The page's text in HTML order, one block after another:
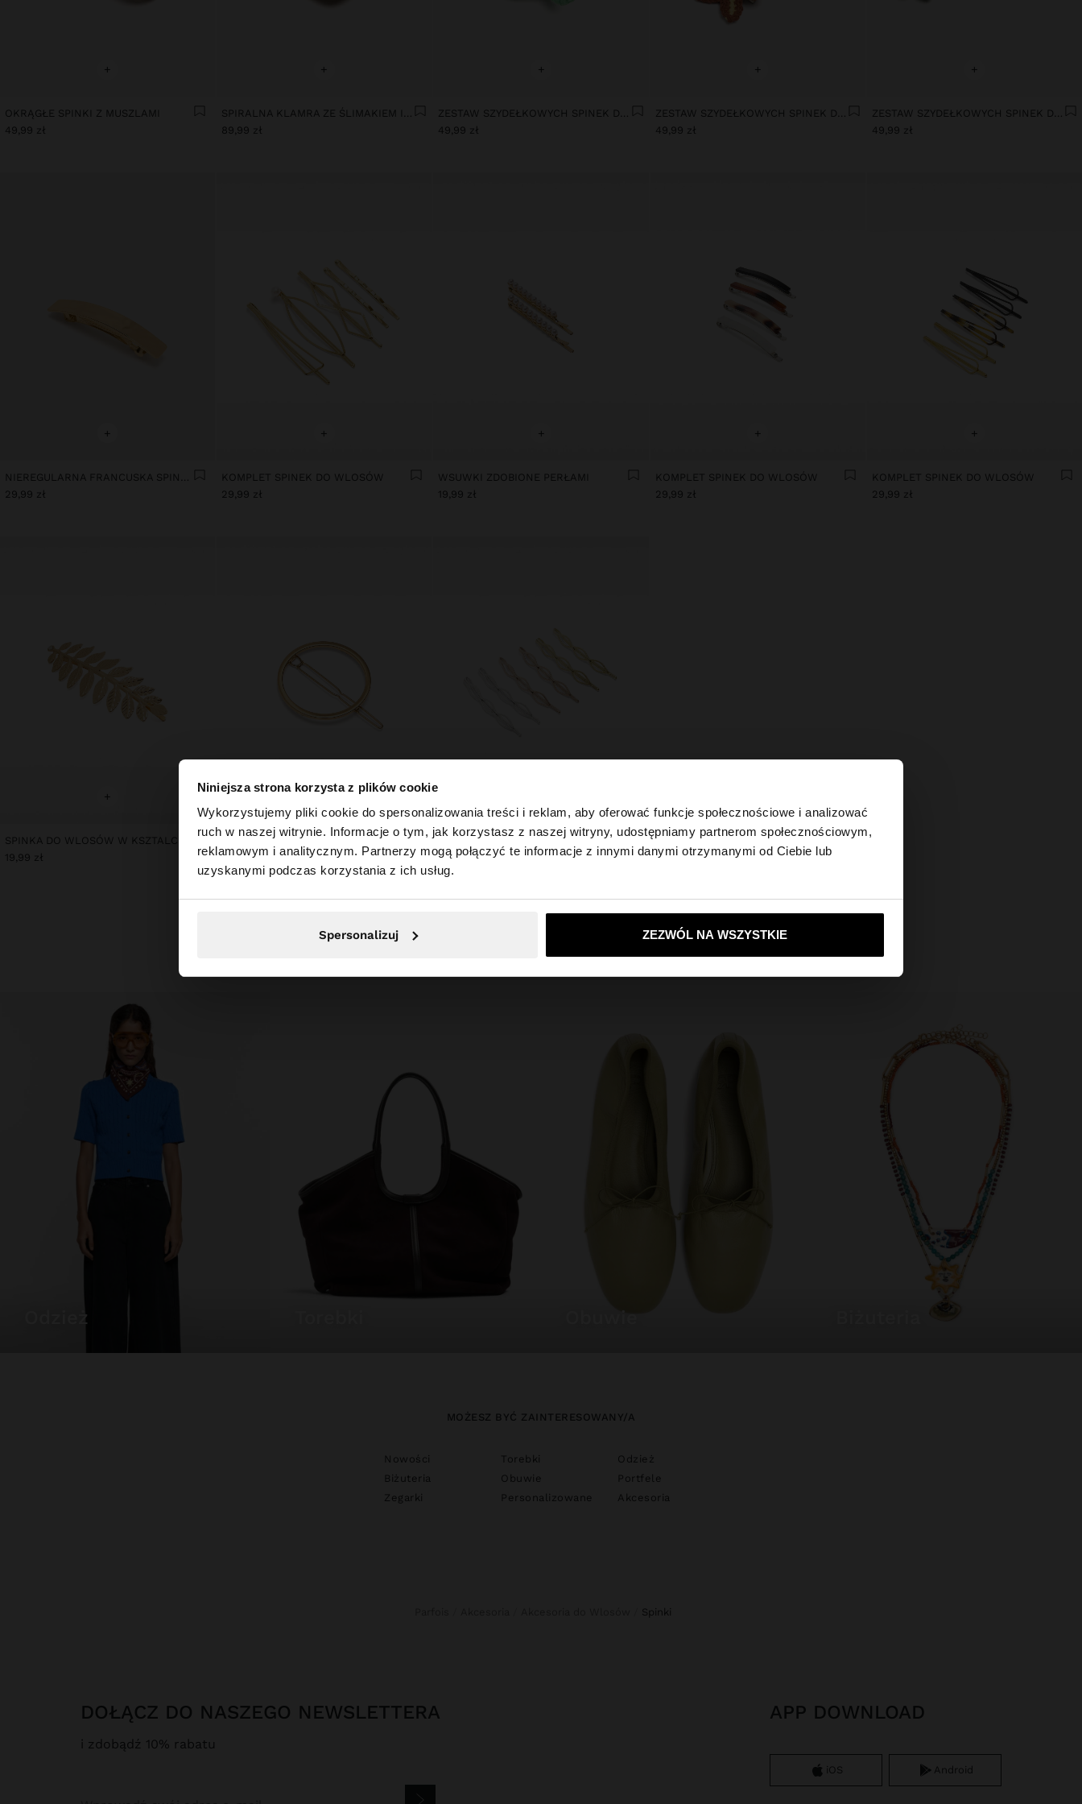
Niniejsza strona korzysta z plików cookie
Wykorzystujemy pliki cookie do spersonalizowania treści i reklam, aby oferować funkcje społecznościowe i analizować
ruch w naszej witrynie. Informacje o tym, jak korzystasz z naszej witryny, udostępniamy partnerom społecznościowym,
reklamowym i analitycznym. Partnerzy mogą połączyć te informacje z innymi danymi otrzymanymi od Ciebie lub
uzyskanymi podczas korzystania z ich usług.
Spersonalizuj ZEZWÓL NA WSZYSTKIE
witaj ×
Odwiedzasz stronę z Polska. Czy chcesz przeglądać naszą stronę United States?
Nie, zostań w Polska Tak, zabierz mnie do United States
+
OKRĄGŁE SPINKI Z MUSZLAMI
49,99 zł
+
SPIRALNA KLAMRA ZE ŚLIMAKIEM I MUSZLAMI
89,99 zł
+
ZESTAW SZYDEŁKOWYCH SPINEK DO WŁOSÓW Z MOTYWEM RYB
49,99 zł
+
ZESTAW SZYDEŁKOWYCH SPINEK DO WŁOSÓW Z MOTYWAMI MORSKIMI
49,99 zł
+
ZESTAW SZYDEŁKOWYCH SPINEK DO WŁOSÓW Z MOTYWEM OWOCÓW
49,99 zł
+
29,99 zł
+
KOMPLET SPINEK DO WLOSÓW
29,99 zł
+
WSUWKI ZDOBIONE PERŁAMI
19,99 zł
+
KOMPLET SPINEK DO WLOSÓW
29,99 zł
+
KOMPLET SPINEK DO WLOSÓW
29,99 zł
+
19,99 zł
+
ZŁOTE OKRĄGŁE WSUWKA
29,99 zł
29,99 zł
ZAINSPIRUJ SIĘ
Odkryj nowe pomysły na stylizacje i poznaj naszą nową kolekcję.
odzież
MOŻESZ BYĆ ZAINTERESOWANY/A
Nowości Torebki
Odzież
Biżuteria
Obuwie
Portfele
Zegarki
Personalizowane Akcesoria
spinki
DOŁĄCZ DO NASZEGO NEWSLETTERA
i zdobądź 10% rabatu
APP DOWNLOAD
iOS Android